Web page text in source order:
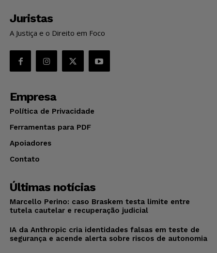
Juristas
A Justiça e o Direito em Foco
Empresa
Política de Privacidade
Ferramentas para PDF
Apoiadores
Contato
Últimas notícias
Marcello Perino: caso Braskem testa limite entre
tutela cautelar e recuperação judicial
IA da Anthropic cria identidades falsas em teste de
segurança e acende alerta sobre riscos de autonomia